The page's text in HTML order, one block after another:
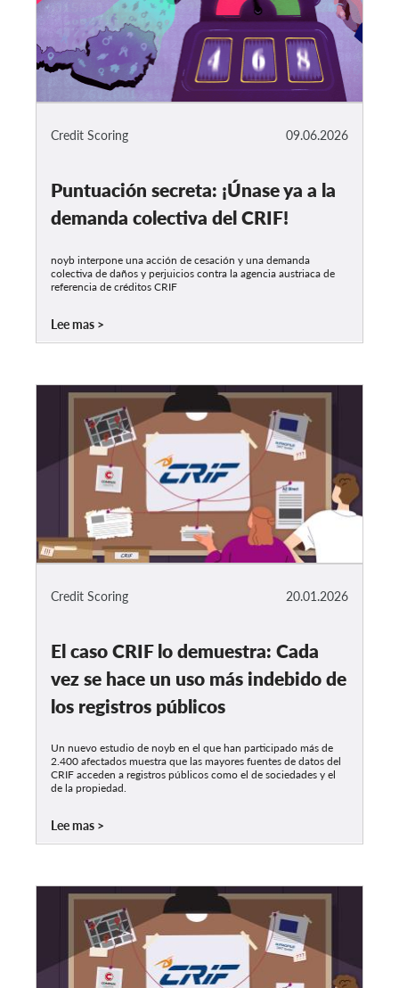
09.06.2026
Credit Scoring
Puntuación secreta: ¡Únase ya a la
demanda colectiva del CRIF!
noyb interpone una acción de cesación y una demanda
colectiva de daños y perjuicios contra la agencia austriaca de
referencia de créditos CRIF
Lee mas
20.01.2026
Credit Scoring
El caso CRIF lo demuestra: Cada
vez se hace un uso más indebido de
los registros públicos
Un nuevo estudio de noyb en el que han participado más de
2.400 afectados muestra que las mayores fuentes de datos del
CRIF acceden a registros públicos como el de sociedades y el
de la propiedad.
Lee mas